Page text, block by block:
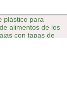
plástico para
alimentos de los
con tapas de